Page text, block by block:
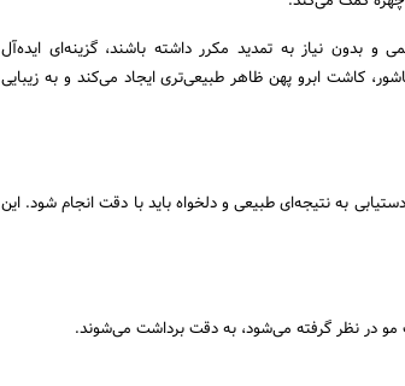
بدون نیاز به تمدید مکرر داشته باشند، گزینه‌ای ایده‌آل
کاشت ابرو پهن ظاهر طبیعی‌تری ایجاد می‌کند و به زیبایی
به نتیجه‌ای طبیعی و دلخواه باید با دقت انجام شود. این
در نظر گرفته می‌شود، به دقت برداشت می‌شوند.